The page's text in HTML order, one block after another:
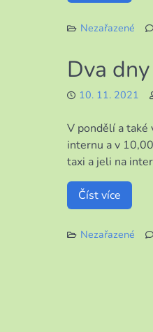
Nezařazené
Dva
10. 11. 2021
V pondělí a také
internu a v
taxi a jeli na
Číst více
Nezařazené